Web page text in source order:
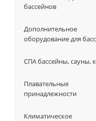
бассейнов
Дополнительное
оборудование для
СПА бассейны, сауны,
Плавательные
принадлежности
Климатическое